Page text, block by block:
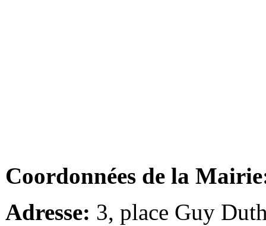
Coordonnées de la
Adresse: 3, place Guy